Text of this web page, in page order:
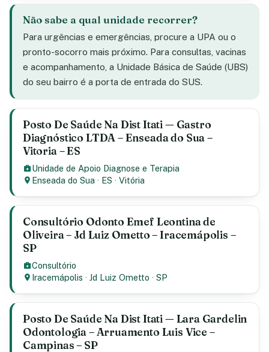
Não sabe a qual unidade recorrer?
Para urgências e emergências, procure a UPA ou o
pronto-socorro mais próximo. Para consultas, vacinas
e acompanhamento, a Unidade Básica de Saúde (UBS)
do seu bairro é a porta de entrada do SUS.
Posto De Saúde Na Dist Itati — Gastro
Diagnóstico LTDA – Enseada do Sua –
Vitoria – ES
Unidade de Apoio Diagnose e Terapia
Enseada do Sua · ES ·Vitória
Consultório Odonto Emef Leontina de
Oliveira – Jd Luiz Ometto – Iracemápolis –
SP
Consultório
Iracemápolis ·Jd Luiz Ometto ·SP
Posto De Saúde Na Dist Itati — Lara Gardelin
Odontologia – Arruamento Luis Vice –
Campinas – SP